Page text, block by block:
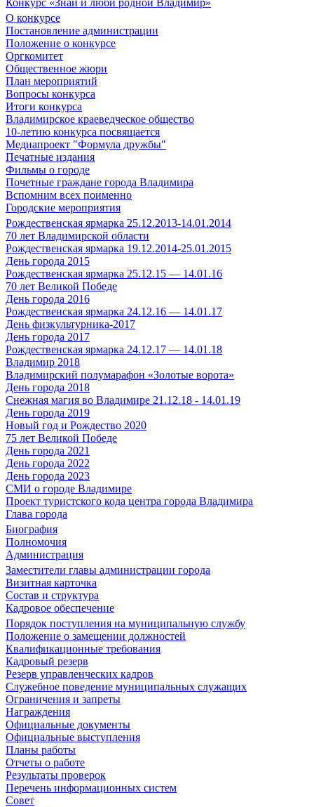
Конкурс «Знай и люби родной Владимир»
О конкурсе
Постановление администрации
Положение о конкурсе
Оргкомитет
Общественное жюри
План мероприятий
Вопросы конкурса
Итоги конкурса
Владимирское краеведческое общество
10-летию конкурса посвящается
Медиапроект "Формула дружбы"
Печатные издания
Фильмы о городе
Почетные граждане города Владимира
Вспомним всех поименно
Городские мероприятия
Рождественская ярмарка 25.12.2013-14.01.2014
70 лет Владимирской области
Рождественская ярмарка 19.12.2014-25.01.2015
День города 2015
Рождественская ярмарка 25.12.15 — 14.01.16
70 лет Великой Победе
День города 2016
Рождественская ярмарка 24.12.16 — 14.01.17
День физкультурника-2017
День города 2017
Рождественская ярмарка 24.12.17 — 14.01.18
Владимир 2018
Владимирский полумарафон «Золотые ворота»
День города 2018
Снежная магия во Владимире 21.12.18 - 14.01.19
День города 2019
Новый год и Рождество 2020
75 лет Великой Победе
День города 2021
День города 2022
День города 2023
СМИ о городе Владимире
Проект туристского кода центра города Владимира
Глава города
Биография
Полномочия
Администрация
Заместители главы администрации города
Визитная карточка
Состав и структура
Кадровое обеспечение
Порядок поступления на муниципальную службу
Положение о замещении должностей
Квалификационные требования
Кадровый резерв
Резерв управленческих кадров
Служебное поведение муниципальных служащих
Ограничения и запреты
Награждения
Официальные документы
Официальные выступления
Планы работы
Отчеты о работе
Результаты проверок
Перечень информационных систем
Совет